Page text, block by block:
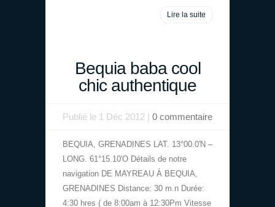
Lire la suite
Bequia baba cool
chic authentique
Publié le 1 Déc 2012 | 0 commentaire
BEQUIA, GRENADINES LAT. 13°00.0′N –
LONG. 61°15.10′O Détails de notre
navigation DE MAYREAU À BEQUIA,
GRENADINES Distance: 30 m.n Durée:
4:30 hres ( de 8:00am à 12:30Pm Vitesse